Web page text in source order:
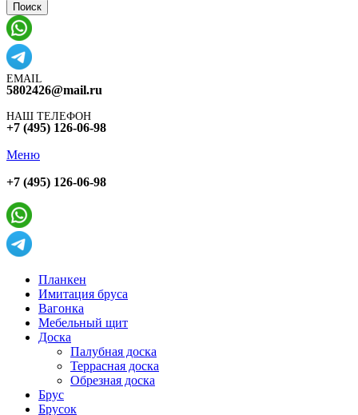
Поиск
EMAIL
5802426@mail.ru
НАШ ТЕЛЕФОН
+7 (495) 126-06-98
Меню
+7 (495) 126-06-98
Планкен
Имитация бруса
Вагонка
Мебельный щит
Доска
Палубная доска
Террасная доска
Обрезная доска
Брус
Брусок